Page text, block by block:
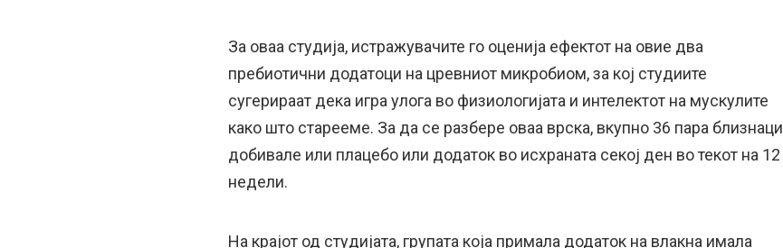
За оваа студија, истражувачите го оценија ефектот на овие два
пребиотични додатоци на цревниот микробиом, за кој студиите
сугерираат дека игра улога во физиологијата и интелектот на мускулите
како што старееме. За да се разбере оваа врска, вкупно 36 пара близнаци
добивале или плацебо или додаток во исхраната секој ден во текот на 12
недели.
На крајот од студијата, групата која примала додаток на влакна имала